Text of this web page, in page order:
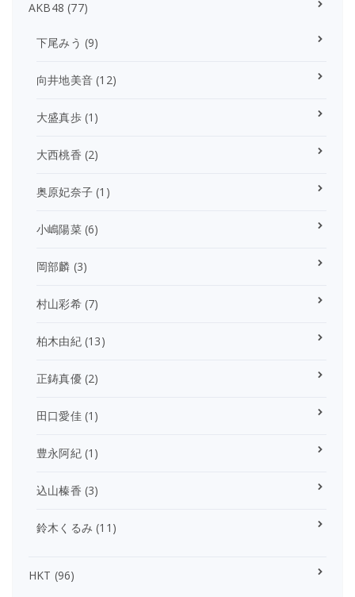
AKB48 (77)
下尾みう (9)
向井地美音 (12)
大盛真歩(1)
大西桃香 (2)
奥原妃奈子 (1)
小嶋陽菜(6)
岡部麟 (3)
村山彩希(7)
柏木由紀(13)
正鋳真優(2)
田口愛佳(1)
豊永阿紀(1)
込山榛香 (3)
鈴木くるみ (11)
HKT (96)